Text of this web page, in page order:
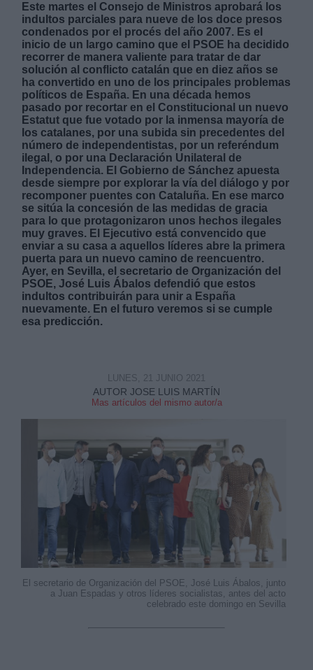
Este martes el Consejo de Ministros aprobará los
indultos parciales para nueve de los doce presos
condenados por el procés del año 2007. Es el
inicio de un largo camino que el PSOE ha decidido
recorrer de manera valiente para tratar de dar
solución al conflicto catalán que en diez años se
ha convertido en uno de los principales problemas
políticos de España. En una década hemos
pasado por recortar en el Constitucional un nuevo
Estatut que fue votado por la inmensa mayoría de
los catalanes, por una subida sin precedentes del
número de independentistas, por un referéndum
ilegal, o por una Declaración Unilateral de
Independencia. El Gobierno de Sánchez apuesta
desde siempre por explorar la vía del diálogo y por
recomponer puentes con Cataluña. En ese marco
se sitúa la concesión de las medidas de gracia
para lo que protagonizaron unos hechos ilegales
muy graves. El Ejecutivo está convencido que
enviar a su casa a aquellos líderes abre la primera
puerta para un nuevo camino de reencuentro.
Ayer, en Sevilla, el secretario de Organización del
PSOE, José Luis Ábalos defendió que estos
indultos contribuirán para unir a España
nuevamente. En el futuro veremos si se cumple
esa predicción.
AUTOR JOSE LUIS MARTÍN
Mas artículos del mismo autor/a
LUNES, 21 JUNIO 2021
El secretario de Organización del PSOE, José Luis Ábalos, junto
a Juan Espadas y otros líderes socialistas, antes del acto
celebrado este domingo en Sevilla
Derechos:
link
Información adicional
link